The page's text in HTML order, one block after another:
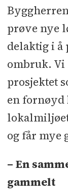
prøve nye
delaktig i å
ombruk. Vi
prosjektet
en fornøyd
og får mye
– En
gammelt